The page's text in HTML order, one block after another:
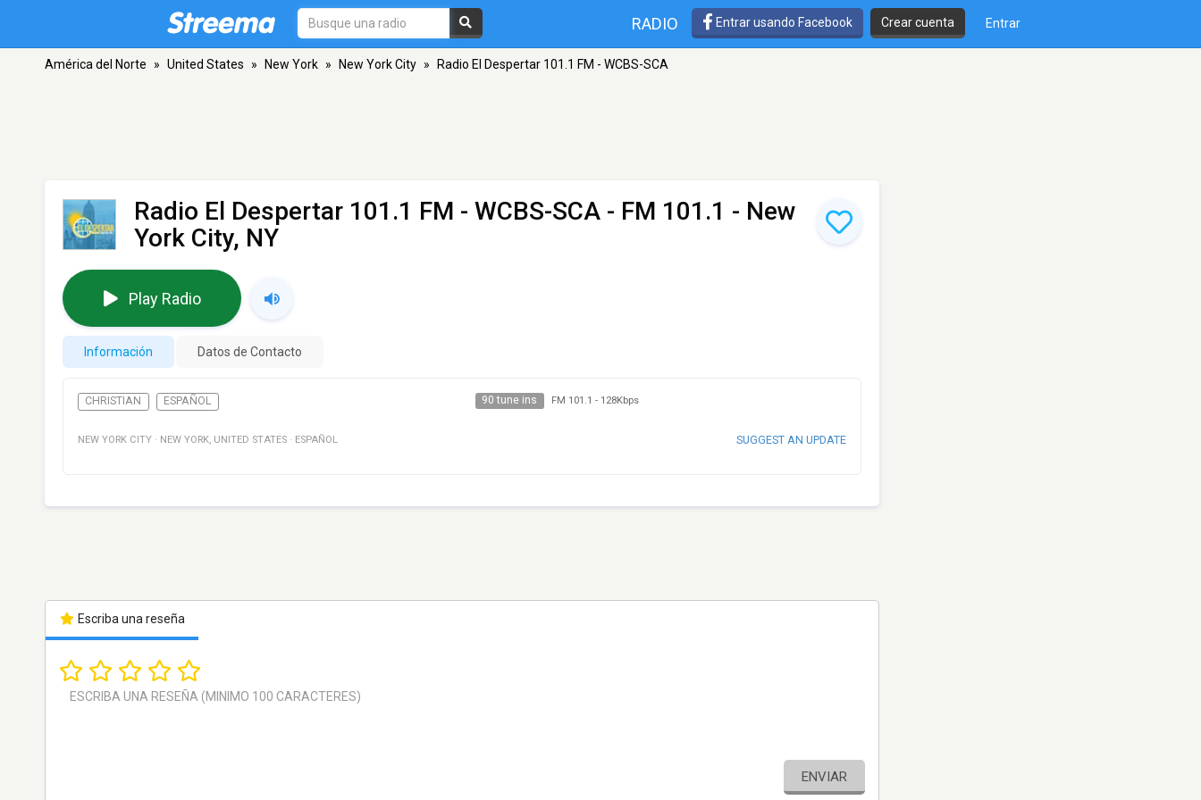
RADIO Entrar usando Facebook Crear cuenta Entrar
América del Norte » United States » New York » New York City » Radio El Despertar 101.1 FM - WCBS-SCA
Radio El Despertar 101.1 FM - WCBS-SCA - FM 101.1 - New
York City, NY
Play Radio
Información Datos de Contacto
CHRISTIAN ESPAÑOL 90 tune ins FM 101.1 - 128Kbps
NEW YORK CITY · NEW YORK, UNITED STATES · ESPAÑOL SUGGEST AN UPDATE
Escriba una reseña
ENVIAR